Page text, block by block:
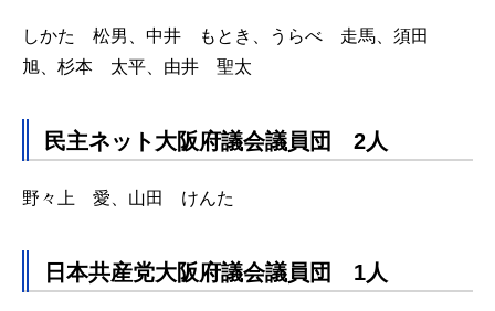
しかた 松男、中井 もとき、うらべ 走馬、須田
旭、杉本 太平、由井 聖太
民主ネット大阪府議会議員団 2人
野々上 愛、山田 けんた
日 本共産党大阪府議会議員団 1人